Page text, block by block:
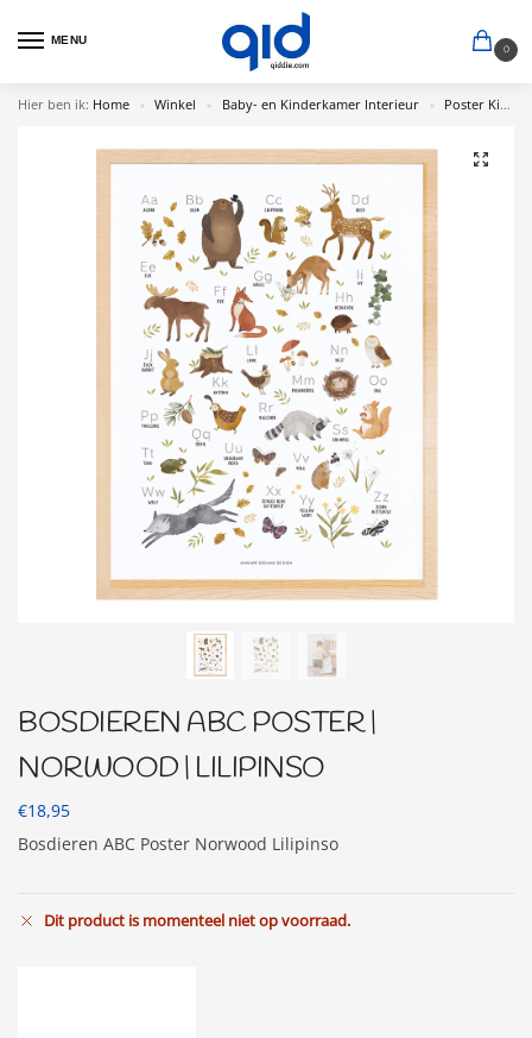
MENU
0
Hier ben ik: Home » Winkel » Baby- en Kinderkamer Interieur » Poster Kinderkamer
BOSDIEREN ABC POSTER |
NORWOOD | LILIPINSO
€18,95
Bosdieren ABC Poster Norwood Lilipinso
Dit product is momenteel niet op voorraad.